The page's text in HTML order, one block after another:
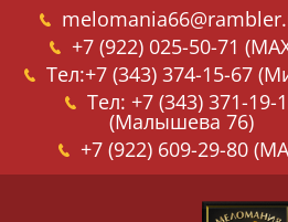
+7 (922) 025-50-71
Тел:+7 (343) 374-15-67
Тел: +7 (343) 371-19-
(Малышева 76)
+7 (922) 609-29-80